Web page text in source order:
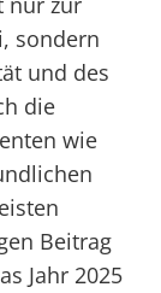
sondern
und des
die
wie
Beitrag
Jahr 2025